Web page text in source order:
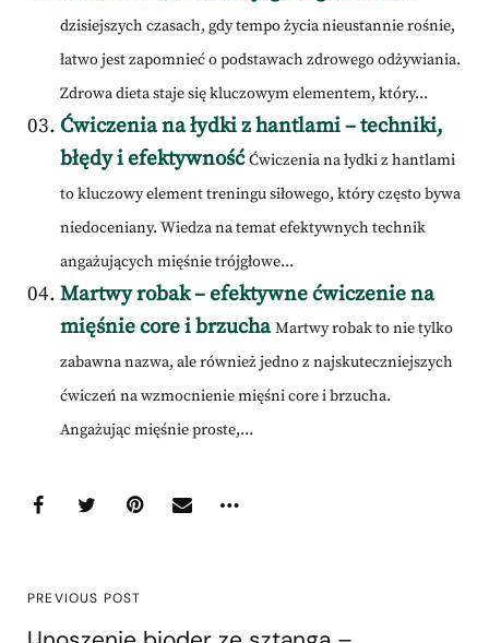
dzisiejszych czasach, gdy tempo życia nieustannie rośnie,
łatwo jest zapomnieć o podstawach zdrowego odżywiania.
Zdrowa dieta staje się kluczowym elementem, który...
Ćwiczenia na łydki z hantlami – techniki,
błędy i efektywność Ćwiczenia na łydki z hantlami
to kluczowy element treningu siłowego, który często bywa
niedoceniany. Wiedza na temat efektywnych technik
angażujących mięśnie trójgłowe...
Martwy robak – efektywne ćwiczenie na
mięśnie core i brzucha Martwy robak to nie tylko
zabawna nazwa, ale również jedno z najskuteczniejszych
ćwiczeń na wzmocnienie mięśni core i brzucha.
Angażując mięśnie proste,...
PREVIOUS POST